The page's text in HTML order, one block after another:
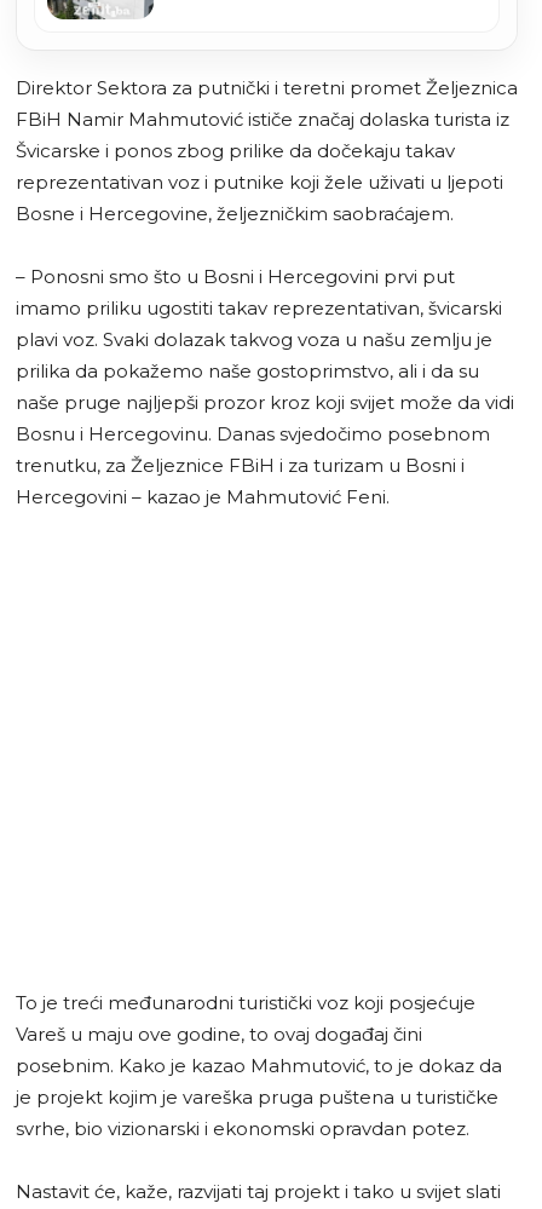
Direktor Sektora za putnički i teretni promet Željeznica
FBiH Namir Mahmutović ističe značaj dolaska turista iz
Švicarske i ponos zbog prilike da dočekaju takav
reprezentativan voz i putnike koji žele uživati u ljepoti
Bosne i Hercegovine, željezničkim saobraćajem.
– Ponosni smo što u Bosni i Hercegovini prvi put
imamo priliku ugostiti takav reprezentativan, švicarski
plavi voz. Svaki dolazak takvog voza u našu zemlju je
prilika da pokažemo naše gostoprimstvo, ali i da su
naše pruge najljepši prozor kroz koji svijet može da vidi
Bosnu i Hercegovinu. Danas svjedočimo posebnom
trenutku, za Željeznice FBiH i za turizam u Bosni i
Hercegovini – kazao je Mahmutović Feni.
To je treći međunarodni turistički voz koji posjećuje
Vareš u maju ove godine, to ovaj događaj čini
posebnim. Kako je kazao Mahmutović, to je dokaz da
je projekt kojim je vareška pruga puštena u turističke
svrhe, bio vizionarski i ekonomski opravdan potez.
Nastavit će, kaže, razvijati taj projekt i tako u svijet slati